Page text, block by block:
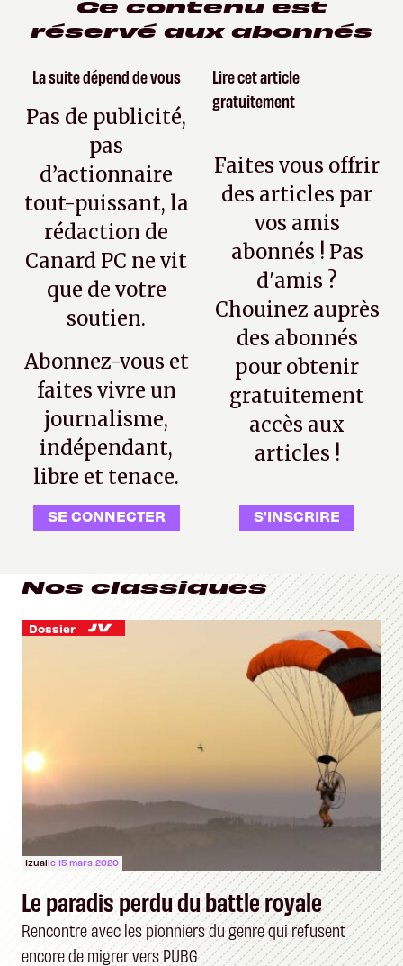
Ce contenu est
réservé aux abonnés
La suite dépend de vous
Pas de publicité,
pas
d’actionnaire
tout-puissant, la
rédaction de
Canard PC ne vit
que de votre
soutien.
Abonnez-vous et
faites vivre un
journalisme,
indépendant,
libre et tenace.
SE CONNECTER
Lire cet article
gratuitement
Faites vous offrir
des articles par
vos amis
abonnés ! Pas
d'amis ?
Chouinez auprès
des abonnés
pour obtenir
gratuitement
accès aux
articles !
S'INSCRIRE
Nos classiques
Dossier
Izualle 15 mars 2020
Le paradis perdu du battle royale
Rencontre avec les pionniers du genre qui refusent
encore de migrer vers PUBG